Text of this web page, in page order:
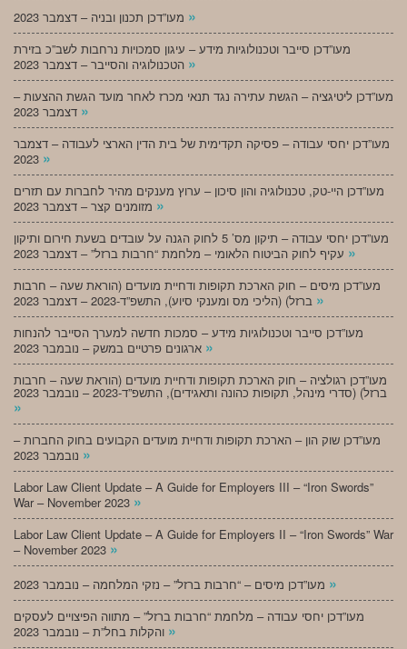
»
מעו”דכן סייבר וטכנולוגיות מידע – עיגון סמכויות נרחבות לשב”כ בזירת
»
מעו”דכן ליטיגציה – הגשת עתירה נגד תנאי מכרז לאחר מועד הגשת ההצעות –
»
מעו”דכן יחסי עבודה – פסיקה תקדימית של בית הדין הארצי לעבודה – דצמבר
»
מעו”דכן היי-טק, טכנולוגיה והון סיכון – ערוץ מענקים מהיר לחברות עם תזרים
»
מעו”דכן יחסי עבודה – תיקון מס’ 5 לחוק הגנה על עובדים בשעת חירום ותיקון
»
מעו”דכן מיסים – חוק הארכת תקופות ודחיית מועדים (הוראת שעה – חרבות
»
מעו”דכן סייבר וטכנולוגיות מידע – סמכות חדשה למערך הסייבר להנחות
»
מעו”דכן רגולציה – חוק הארכת תקופות ודחיית מועדים (הוראת שעה – חרבות
ברזל) (סדרי מינהל, תקופות כהונה ותאגידים), התשפ”ד-2023 – נובמבר 2023
»
מעו”דכן שוק הון – הארכת תקופות ודחיית מועדים הקבועים בחוק החברות –
»
Labor Law Client Update – A Guide for Employers III – “Iron Swords”
War – November 2023 »
Labor Law Client Update – A Guide for Employers II – “Iron Swords” War
– November 2023 »
»
מעו”דכן יחסי עבודה – מלחמת “חרבות ברזל” – מתווה הפיצויים לעסקים
»